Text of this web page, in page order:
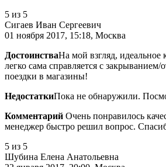
5 из 5
Сигаев Иван Сергеевич
01 ноября 2017, 15:18, Москва
ДостоинстваНа мой взгляд, идеальное
легко сама справляется с
поездки в магазины!
НедостаткиПока не обнаружили.
Комментарий Очень понравилось
менеджер быстро решил вопрос.
5 из 5
Шубина Елена Анатольевна